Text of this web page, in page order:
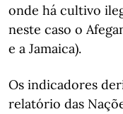
onde há cultivo
neste caso o
e a Jamaica).
Os indicadores
relatório das